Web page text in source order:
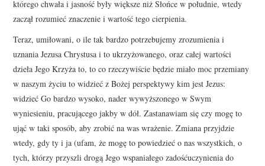
którego chwała i jasność były większe niż Słońce w południe, wtedy
zaczął rozumieć znaczenie i wartość tego cierpienia.
Teraz, umiłowani, o ile tak bardzo potrzebujemy zrozumienia i
uznania Jezusa Chrystusa i to ukrzyżowanego, oraz całej wartości
dzieła Jego Krzyża to, to co rzeczywiście będzie miało moc przemiany
w naszym życiu to widzieć z Bożej perspektywy kim jest Jezus:
widzieć Go bardzo wysoko, nader wywyższonego w Swym
wyniesieniu, pracującego jakby w dół. Zastanawiam się czy mogę to
ująć w taki sposób, aby zrobić na was wrażenie. Zmiana przyjdzie
wtedy, gdy ty i ja (ufam, że mogę to powiedzieć o nas wszystkich, o
tych, którzy przyszli drogą Jego wspaniałego zadośćuczynienia do